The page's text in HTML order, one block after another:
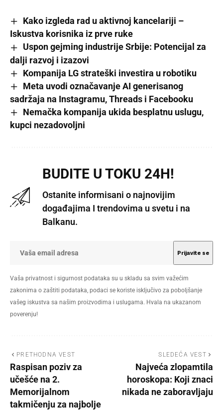
Kako izgleda rad u aktivnoj kancelariji –
Iskustva korisnika iz prve ruke
Uspon gejming industrije Srbije: Potencijal za
dalji razvoj i izazovi
Kompanija LG strateški investira u robotiku
Meta uvodi označavanje AI generisanog
sadržaja na Instagramu, Threads i Facebooku
Nemačka kompanija ukida besplatnu uslugu,
kupci nezadovoljni
BUDITE U TOKU 24H!
Ostanite informisani o najnovijim
događajima I trendovima u svetu i na
Balkanu.
Vaša privatnost i sigurnost podataka su u skladu sa svim važećim
zakonima o zaštiti podataka, podaci se koriste isključivo za poboljšanje
vašeg iskustva sa našim proizvodima i uslugama. Hvala na ukazanom
poverenju!
PRETHODNA VEST
Raspisan poziv za
učešće na 2.
Memorijalnom
takmičenju za najbolje
SLEDEĆA VEST
Najveća zlopamtila
horoskopa: Koji znaci
nikada ne zaboravljaju